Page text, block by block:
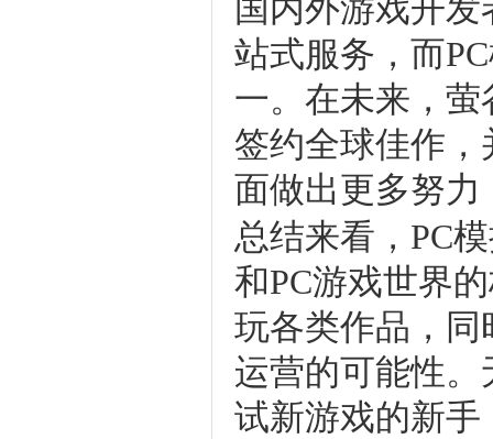
国内外游戏开
站式服务，而
一。在未来，萤
签约全球佳作
面做出更多努
总结来看，PC
和PC游戏世界
玩各类作品，
运营的可能性
试新游戏的新手